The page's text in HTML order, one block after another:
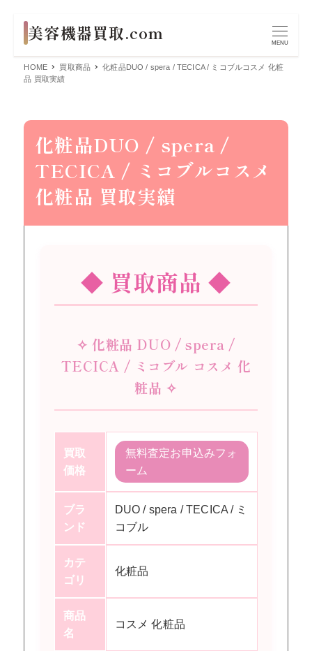
MENU
HOME 買取商品
化粧品DUO / spera / TECICA / ミコブルコスメ 化粧
品 買取実績
化粧品DUO / spera /
TECICA / ミコブルコスメ
化粧品 買取実績
◆ 買取商品 ◆
✧ 化粧品 DUO / spera /
TECICA / ミコブル コスメ 化
粧品 ✧
買取
価格
無料査定お申込みフォ
ーム
ブラ
ンド
DUO / spera / TECICA / ミ
コブル
カテ
ゴリ
化粧品
商品
名
コスメ 化粧品